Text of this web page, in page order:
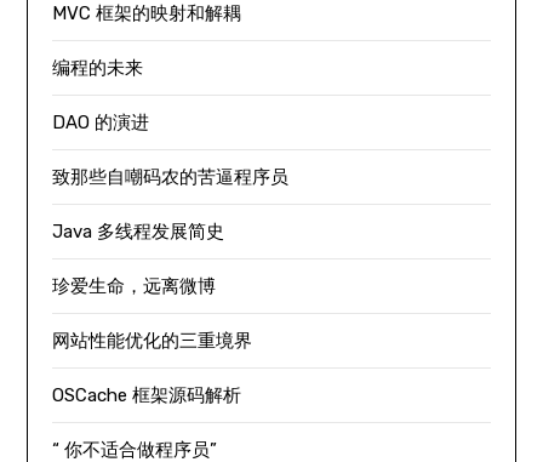
MVC 框架的映射和解耦
编程的未来
DAO 的演进
致那些自嘲码农的苦逼程序员
Java 多线程发展简史
珍爱生命，远离微博
网站性能优化的三重境界
OSCache 框架源码解析
“ 你不适合做程序员”